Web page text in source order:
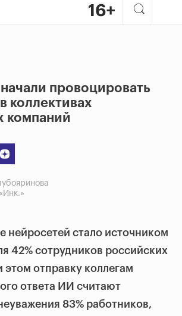
провоцировать
коллективах
компаний
нейросетей стало источником
42% сотрудников российских
отправку коллегам
ответа ИИ считают
83% работников,